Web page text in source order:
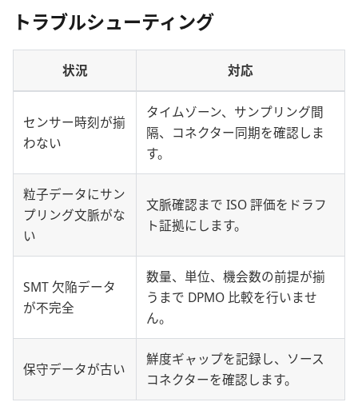
トラブルシューティング
状況 対応
センサー時刻が揃
わない
タイムゾーン、サンプリング間
隔、コネクター同期を確認しま
す。
粒子データにサン
プリング文脈がな
い
文脈確認まで ISO 評価をドラフ
ト証拠にします。
SMT 欠陥データ
が不完全
数量、単位、機会数の前提が揃
うまで DPMO 比較を行いませ
ん。
保守データが古い
鮮度ギャップを記録し、ソース
コネクターを確認します。